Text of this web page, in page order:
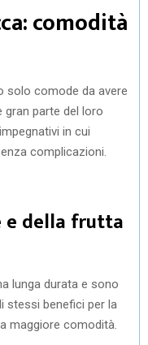
comodità
solo comode da avere
gran parte del loro
in cui
complicazioni.
e della frutta
lunga durata e sono
stessi benefici per la
maggiore comodità.